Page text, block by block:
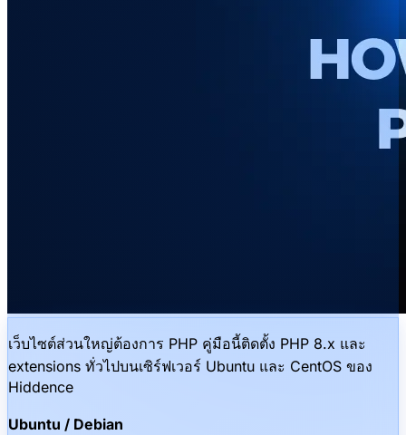
เว็บไซต์ส่วนใหญ่ต้องการ PHP คู่มือนี้ติดตั้ง PHP 8.x และ
extensions ทั่วไปบนเซิร์ฟเวอร์ Ubuntu และ CentOS ของ
Hiddence
Ubuntu / Debian